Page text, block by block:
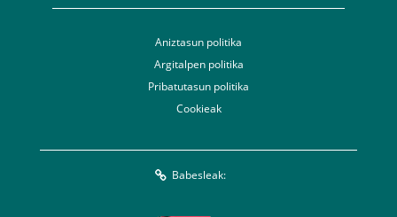
Aniztasun politika
Argitalpen politika
Pribatutasun politika
Cookieak
Babesleak: